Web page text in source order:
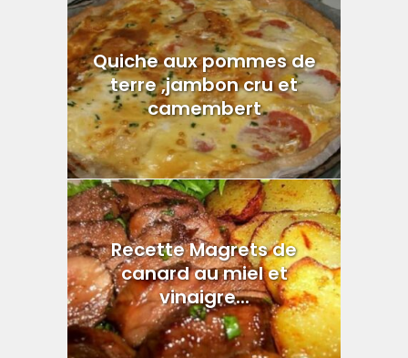
Quiche aux pommes de
terre ,jambon cru et
camembert
Recette Magrets de
canard au miel et
vinaigre...